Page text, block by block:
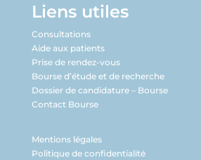
Liens utiles
Consultations
Aide aux patients
Prise de rendez-vous
Bourse d’étude et de recherche
Dossier de candidature – Bourse
Contact Bourse
Mentions légales
Politique de confidentialité